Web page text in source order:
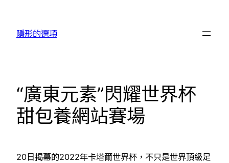
隱形的選項
“廣東元素”閃耀世界杯
甜包養網站賽場
20日揭幕的2022年卡塔爾世界杯，不只是世界頂級足